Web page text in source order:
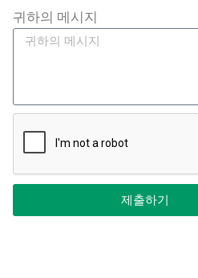
귀하의 메시지
제출하기